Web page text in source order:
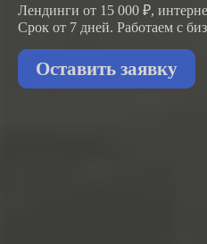
Лендинги от 15 000 ₽,
Срок от 7 дней. Работаем с
Оставить заявку